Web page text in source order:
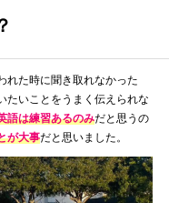
れた時に聞き取れなかった
たいことをうまく伝えられな
語は練習あるのみだと思うの
が大事だと思いました。